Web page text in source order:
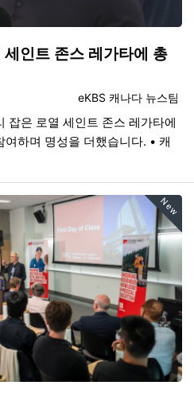
인트 존스 레가타에 총
등록자
eKBS 캐나다 뉴스팀
잡은 로열 세인트 존스 레가타에
하며 명성을 더했습니다. • 캐
New